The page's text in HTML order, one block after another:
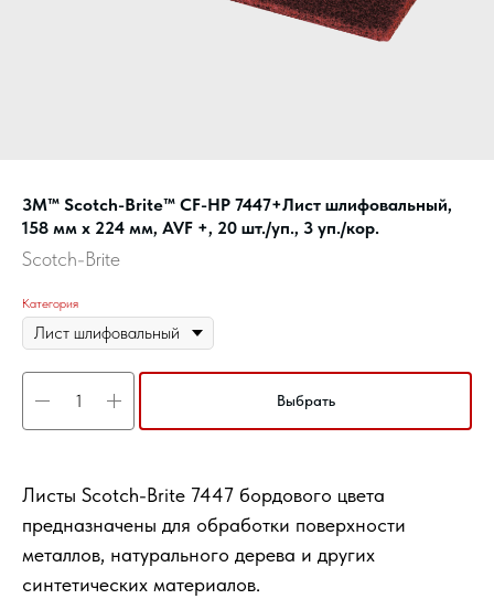
3M™ Scotch-Brite™ CF-HP 7447+Лист шлифовальный,
158 мм x 224 мм, AVF +, 20 шт./уп., 3 уп./кор.
Scotch-Brite
Категория
Выбрать
Листы Scotch-Brite 7447 бордового цвета
предназначены для обработки поверхности
металлов, натурального дерева и других
синтетических материалов.